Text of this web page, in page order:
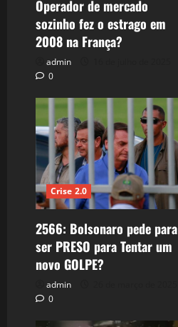
Operador de mercado
sozinho fez o estrago em
2008 na França?
admin
0
Crise 2.0
2566: Bolsonaro pede para
ser PRESO para Tentar um
novo GOLPE?
admin
0